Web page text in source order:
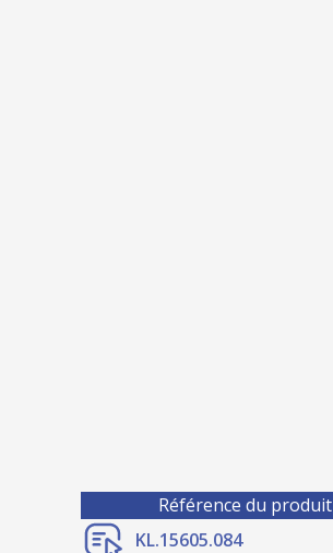
Référence du produit
KL.15605.084